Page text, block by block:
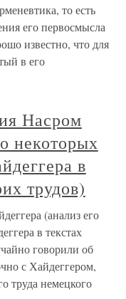
то есть
его первосмысла
известно, что для
в его
Насром
некоторых
в
трудов)
(анализ его
в текстах
говорили об
с Хайдеггером,
труда немецкого